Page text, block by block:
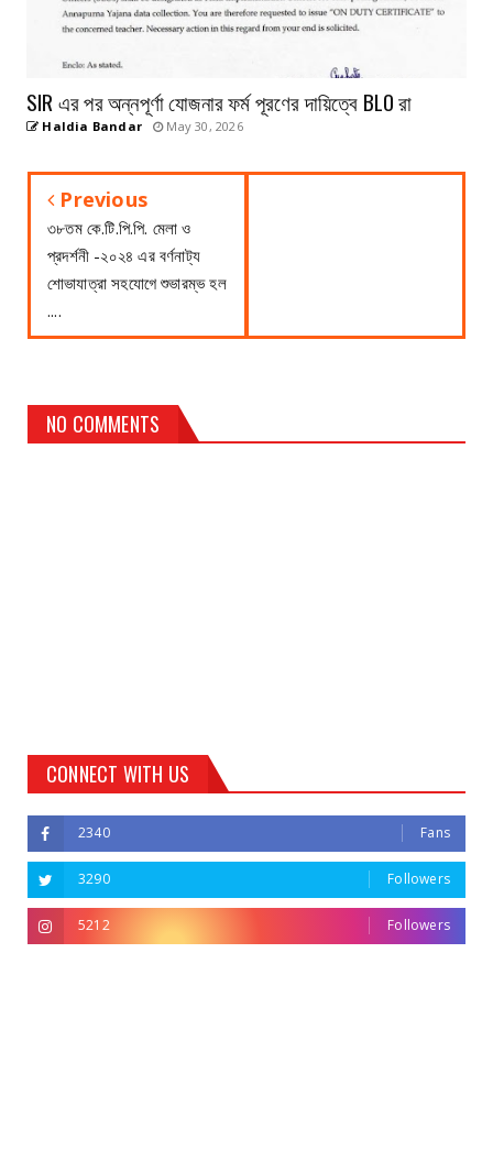
SIR এর পর অন্নপূর্ণা যোজনার ফর্ম পূরণের দায়িত্বে BLO রা
Haldia Bandar May 30, 2026
Previous
৩৮তম কে.টি.পি.পি. মেলা ও
প্রদর্শনী -২০২৪ এর বর্ণনাট্য
শোভাযাত্রা সহযোগে শুভারম্ভ হল
....
NO COMMENTS
CONNECT WITH US
2340 Fans
3290 Followers
5212 Followers